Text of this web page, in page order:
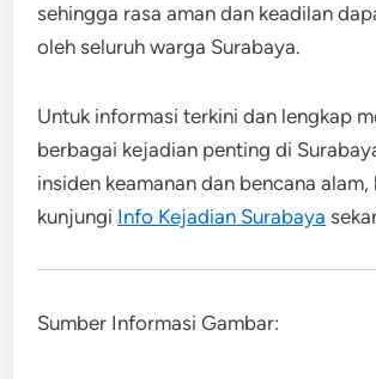
sehingga rasa aman dan keadilan
oleh seluruh warga Surabaya.
Untuk informasi terkini dan lengkap
berbagai kejadian penting di
insiden keamanan dan bencana alam,
kunjungi Info Kejadian Surabaya
Sumber Informasi Gambar: